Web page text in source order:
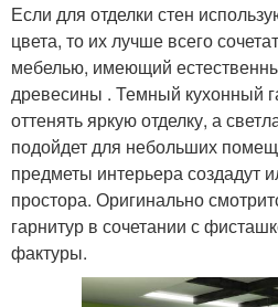
Если для отделки стен
цвета, то их лучше всего
мебелью, имеющий
древесины . Темный кухонный
оттенять яркую отделку, а
подойдет для небольших
предметы интерьера создадут
простора. Оригинально
гарнитур в сочетании с
фактуры.